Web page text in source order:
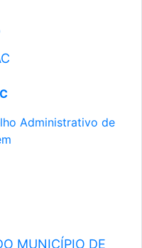
Administrativo de
MUNICÍPIO DE